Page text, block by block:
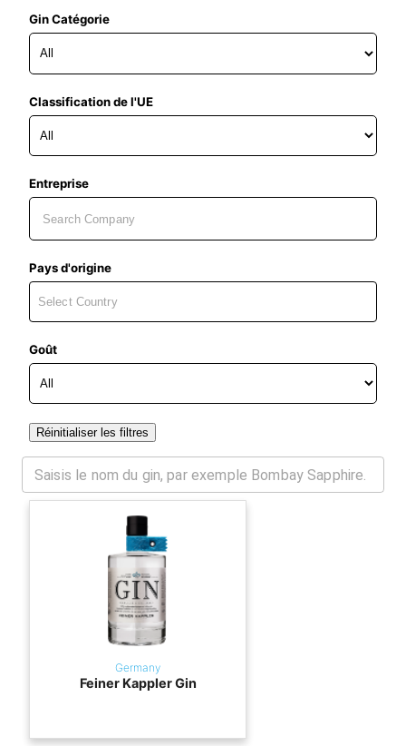
Gin Catégorie
Classification de l'UE
Entreprise
Pays d'origine
Goût
Réinitialiser les filtres
Germany
Feiner Kappler Gin